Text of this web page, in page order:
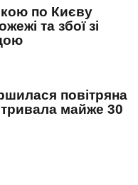
по Києву
та збої зі
повітряна
майже 30